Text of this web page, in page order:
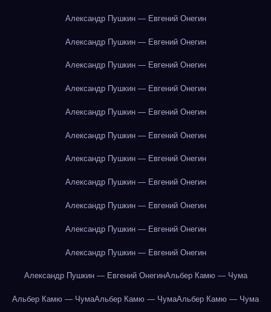
Александр Пушкин — Евгений Онегин
Александр Пушкин — Евгений Онегин
Александр Пушкин — Евгений Онегин
Александр Пушкин — Евгений Онегин
Александр Пушкин — Евгений Онегин
Александр Пушкин — Евгений Онегин
Александр Пушкин — Евгений Онегин
Александр Пушкин — Евгений Онегин
Александр Пушкин — Евгений Онегин
Александр Пушкин — Евгений Онегин
Александр Пушкин — Евгений Онегин
Александр Пушкин — Евгений ОнегинАльбер Камю — Чума
Альбер Камю — ЧумаАльбер Камю — ЧумаАльбер Камю — Чума